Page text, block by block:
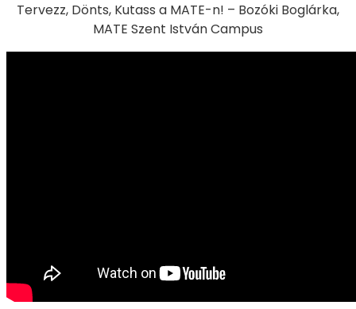
Tervezz, Dönts, Kutass a MATE-n! – Bozóki Boglárka,
MATE Szent István Campus